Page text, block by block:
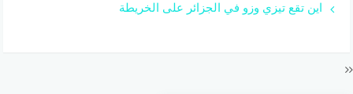
اين تقع تيزي وزو في الجزائر على الخريطة